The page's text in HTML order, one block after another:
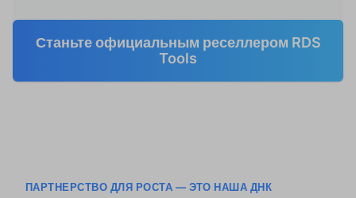
Станьте официальным реселлером RDS
Tools
ПАРТНЕРСТВО ДЛЯ РОСТА — ЭТО НАША ДНК